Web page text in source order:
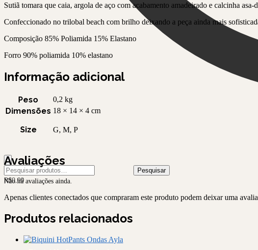
Pesquisar
por:
Pesquisar
R$0,00
Sutiã tomara que caia, argola de aço com acabamento amadeirado e calcinha
Confeccionado no trilobal beach com brilho deixando a peça ainda mais
Composição 85% Poliamida 15% Elastano
Forro 90% poliamida 10% elastano
Informação adicional
Peso 0,2 kg
Dimensões 18 × 14 × 4 cm
Size G, M, P
Avaliações
Não há avaliações ainda.
Apenas clientes conectados que compraram este produto podem deixar uma
Produtos relacionados